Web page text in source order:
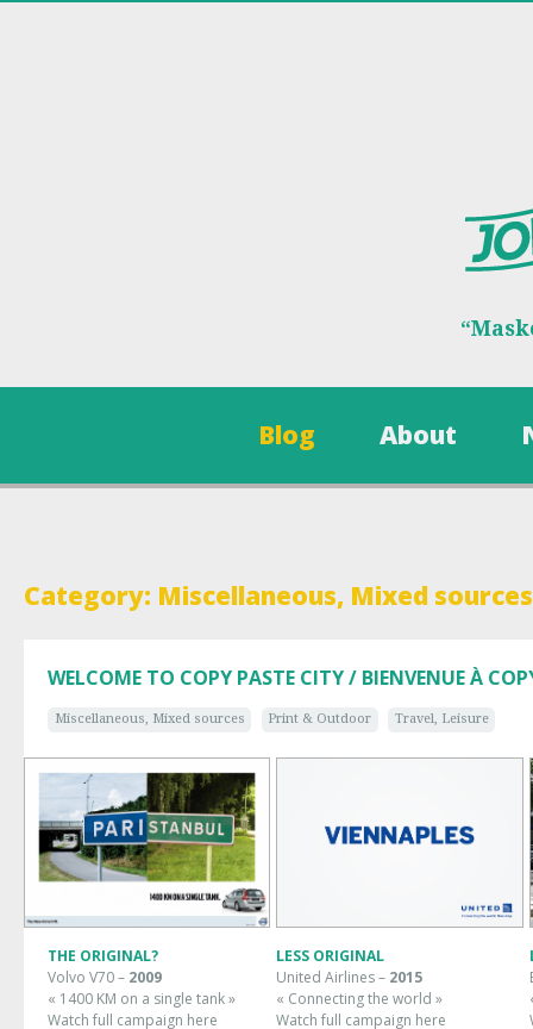
Blog About
Category: Miscellaneous, Mixed sources
WELCOME TO COPY PASTE CITY / BIENVENUE À
Miscellaneous, Mixed sources Print & Outdoor Travel, Leisure
THE ORIGINAL?
Volvo V70 – 2009
« 1400 KM on a single tank »
Watch full campaign here
LESS ORIGINAL
United Airlines – 2015
« Connecting the world »
Watch full campaign here